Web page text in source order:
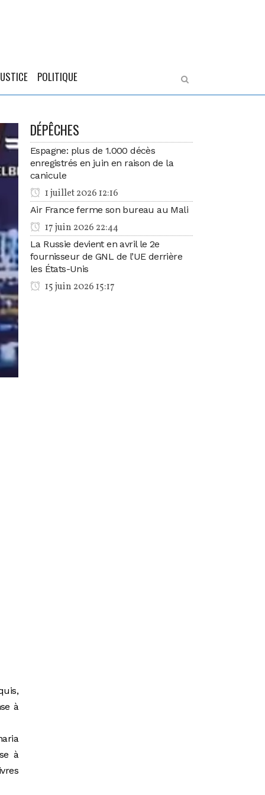
POLITIQUE
à
à
DÉPÊCHES
Espagne: plus de 1.000 décès
enregistrés en juin en raison de la
canicule
1 juillet 2026 12:16
Air France ferme son bureau au Mali
17 juin 2026 22:44
La Russie devient en avril le 2e
fournisseur de GNL de l’UE derrière
les États-Unis
15 juin 2026 15:17